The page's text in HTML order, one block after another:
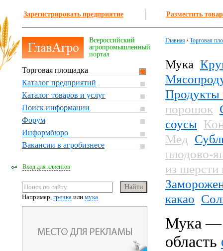
Зарегистрировать предприятие Разместить
Всероссийский
агропромышленный
портал
Торговая площадка
Каталог предприятий
Каталог товаров и услуг
Поиск информации
Форум
Информбюро
Вакансии в агробизнесе
Вход для клиентов
Например, гречка или мука
Главная /Торговая
Мука
Продукты
порошок
соусы
Мед
плодово-
из
какао
Мука —
область